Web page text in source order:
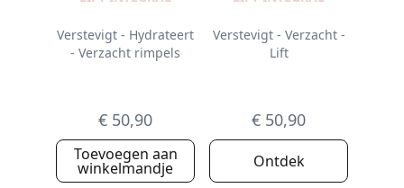
Verstevigt - Hydrateert
- Verzacht rimpels
€ 50,90
Toevoegen aan
winkelmandje
Verstevigt - Verzacht -
Lift
€ 50,90
Ontdek